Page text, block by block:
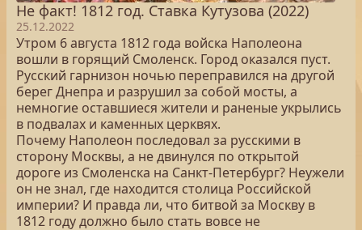
Не факт! 1812 год. Ставка Кутузова (2022)
25.12.2022
Утром 6 августа 1812 года войска Наполеона
вошли в горящий Смоленск. Город оказался пуст.
Русский гарнизон ночью переправился на другой
берег Днепра и разрушил за собой мосты, а
немногие оставшиеся жители и раненые укрылись
в подвалах и каменных церквях.
Почему Наполеон последовал за русскими в
сторону Москвы, а не двинулся по открытой
дороге из Смоленска на Санкт-Петербург? Неужели
он не знал, где находится столица Российской
империи? И правда ли, что битвой за Москву в
1812 году должно было стать вовсе не